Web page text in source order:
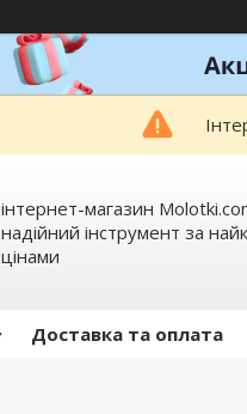
інтернет-магазин
надійний інструмент за
цінами
Доставка та оплата